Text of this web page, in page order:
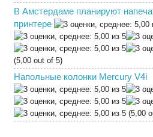
В Амстердаме планируют
принтере
(5,00 out of 5)
Напольные колонки Mercury V4i
(5,00